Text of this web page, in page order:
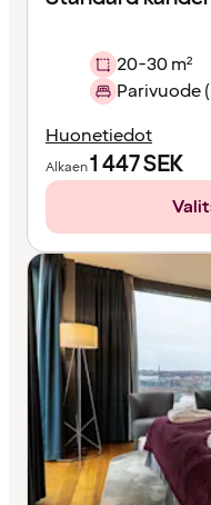
20-30 m²
Parivuode
Huonetiedot
Alkaen1 447SEK